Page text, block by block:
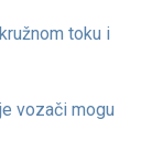
toku i
vozači mogu